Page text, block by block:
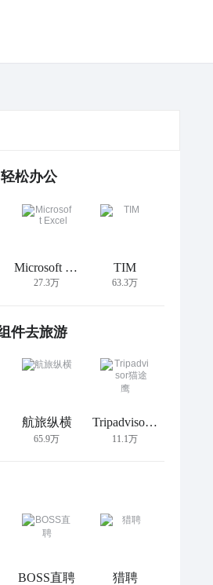
松办公
Microsoft Excel
27.3万
TIM
63.3万
件去旅游
航旅纵横
65.9万
Tripadvisor猫途鹰
11.1万
BOSS直聘 猎聘